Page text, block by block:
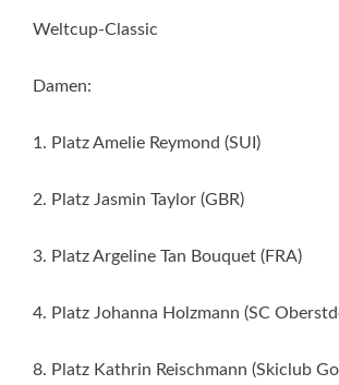
Weltcup-Classic
Damen:
1. Platz Amelie Reymond (SUI)
2. Platz Jasmin Taylor (GBR)
3. Platz Argeline Tan Bouquet (FRA)
4. Platz Johanna Holzmann (SC
8. Platz Kathrin Reischmann (Skiclub